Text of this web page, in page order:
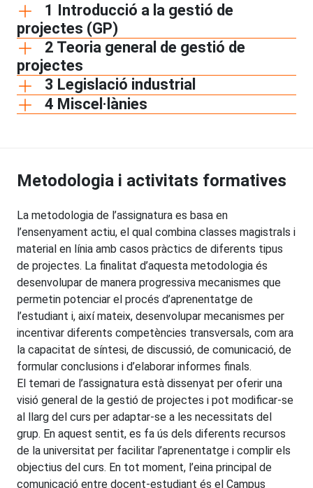
1 Introducció a la gestió de
projectes (GP)
2 Teoria general de gestió de
projectes
3 Legislació industrial
4 Miscel·lànies
Metodologia i activitats formatives
La metodologia de l’assignatura es basa en
l’ensenyament actiu, el qual combina classes magistrals i
material en línia amb casos pràctics de diferents tipus
de projectes. La finalitat d’aquesta metodologia és
desenvolupar de manera progressiva mecanismes que
permetin potenciar el procés d’aprenentatge de
l’estudiant i, així mateix, desenvolupar mecanismes per
incentivar diferents competències transversals, com ara
la capacitat de síntesi, de discussió, de comunicació, de
formular conclusions i d’elaborar informes finals.
El temari de l’assignatura està dissenyat per oferir una
visió general de la gestió de projectes i pot modificar-se
al llarg del curs per adaptar-se a les necessitats del
grup. En aquest sentit, es fa ús dels diferents recursos
de la universitat per facilitar l’aprenentatge i complir els
objectius del curs. En tot moment, l’eina principal de
comunicació entre docent-estudiant és el Campus